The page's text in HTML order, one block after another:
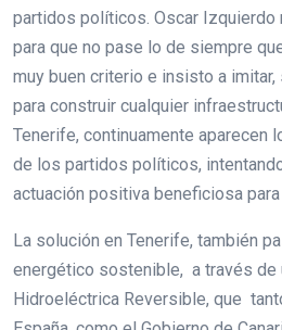
partidos políticos. Oscar Izquierdo
para que no pase lo de siempre
muy buen criterio e insisto a imitar,
para construir cualquier
Tenerife, continuamente aparecen
de los partidos políticos,
actuación positiva beneficiosa para
La solución en Tenerife, también
energético sostenible, a través de
Hidroeléctrica Reversible, que